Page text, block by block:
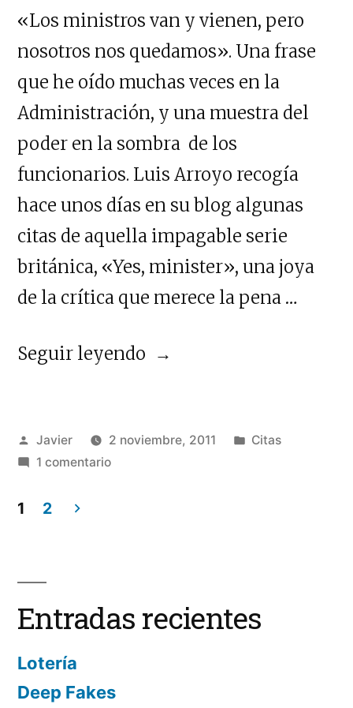
«Los ministros van y vienen, pero
nosotros nos quedamos». Una frase
que he oído muchas veces en la
Administración, y una muestra del
poder en la sombra de los
funcionarios. Luis Arroyo recogía
hace unos días en su blog algunas
citas de aquella impagable serie
británica, «Yes, minister», una joya
de la crítica que merece la pena …
Seguir leyendo «Funcionarios»
Publicado
por
Javier 2 noviembre, 2011
Publicado
Citas
1 comentarioen
de
entradas
1 2
Entradas recientes
Lotería
Deep Fakes